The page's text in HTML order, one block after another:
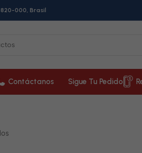
000, Brasil
Contáctanos Sigue Tu Pedido